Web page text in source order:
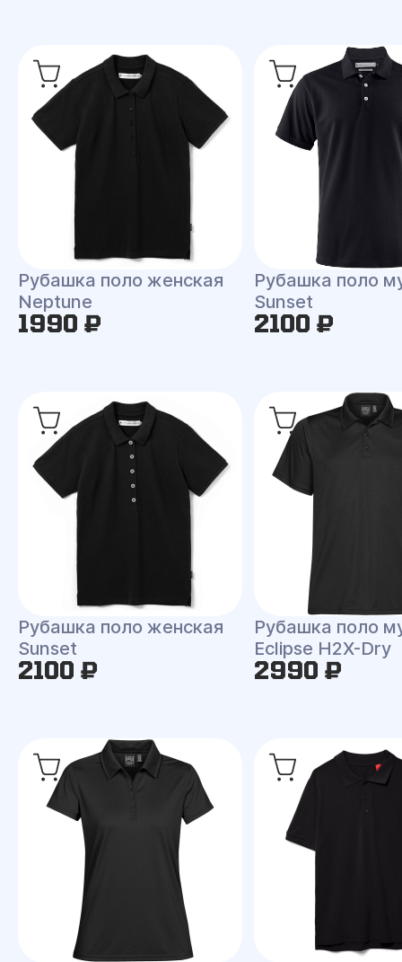
Рубашка поло женская
Neptune
1990 ₽
Рубашка поло
Sunset
2100 ₽
Рубашка поло женская
Sunset
2100 ₽
Рубашка поло
Eclipse H2X-Dry
2990 ₽